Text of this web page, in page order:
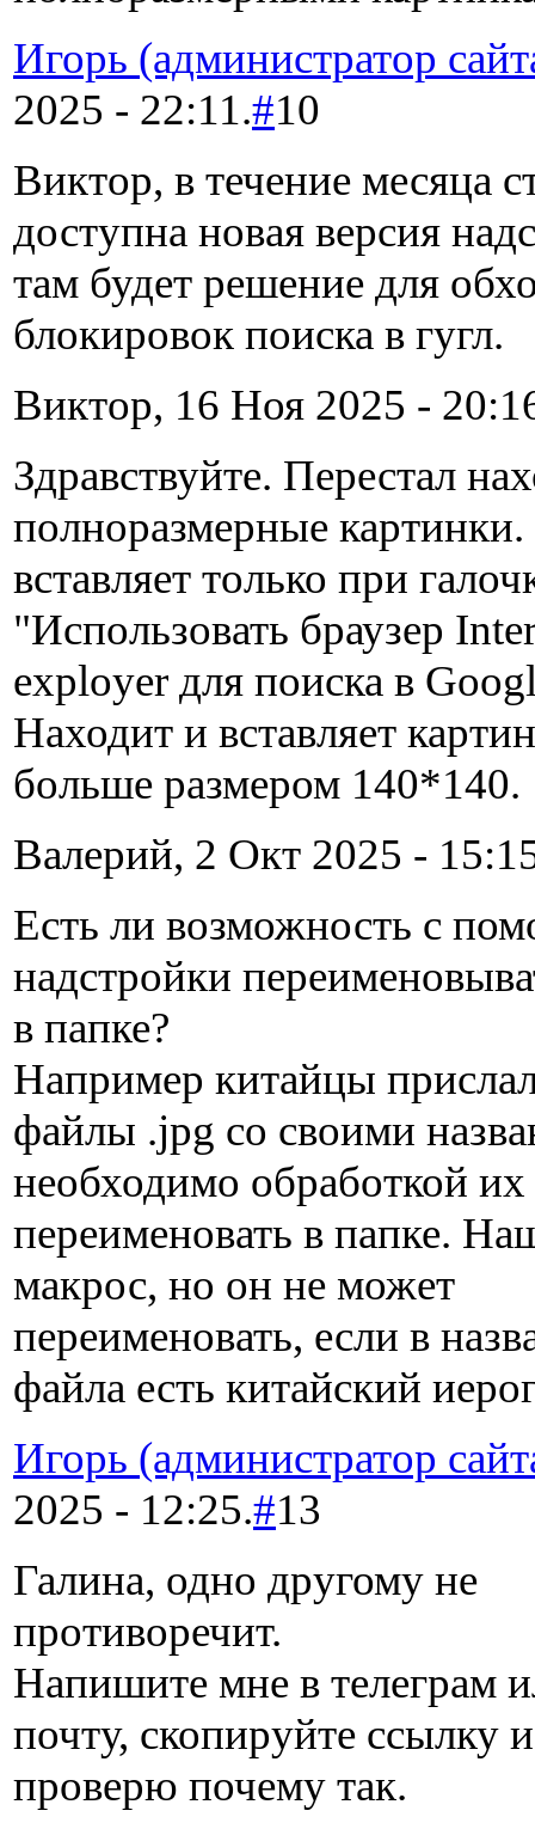
Игорь (администратор
2025 - 22:11.#10
Виктор, в течение месяца
доступна новая версия
там будет решение для
блокировок поиска в гугл.
Виктор, 16 Ноя 2025 -
Здравствуйте. Перестал
полноразмерные
вставляет только при
"Использовать браузер
exployer для поиска в
Находит и вставляет
больше размером 140*140.
Валерий, 2 Окт 2025 -
Есть ли возможность с
надстройки
в папке?
Например китайцы
файлы .jpg со своими
необходимо обработкой их
переименовать в папке.
макрос, но он не может
переименовать, если в
файла есть китайский
Игорь (администратор
2025 - 12:25.#13
Галина, одно другому не
противоречит.
Напишите мне в телеграм
почту, скопируйте ссылку
проверю почему так.